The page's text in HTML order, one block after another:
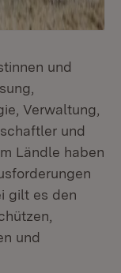
und
Verwaltung,
und
Ländle haben
gilt es den
und